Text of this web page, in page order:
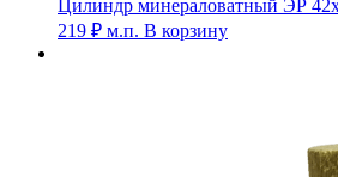
Цилиндр минераловатный ЭР
219 ₽ м.п. В корзину